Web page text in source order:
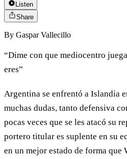
Listen
Share
By Gaspar Vallecillo
“Dime con que mediocentro
eres”
Argentina se enfrentó a Islandia
muchas dudas, tanto defensiva
pocas veces que se les atacó su
portero titular es suplente en su
en un mejor estado de forma